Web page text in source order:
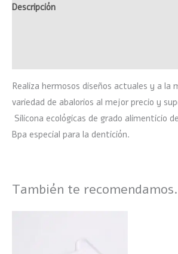
Descripción
Realiza hermosos diseños actuales y a la
variedad de abalorios al mejor precio y
Silicona ecológicas de grado alimenticio
Bpa especial para la dentición.
También te